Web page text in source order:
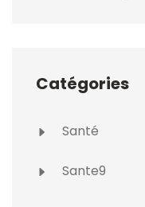
Catégories
Santé
Sante9